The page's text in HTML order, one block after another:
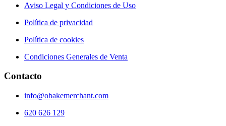
Aviso Legal y Condiciones de Uso
Política de privacidad
Política de cookies
Condiciones Generales de Venta
Contacto
info@obakemerchant.com
620 626 129